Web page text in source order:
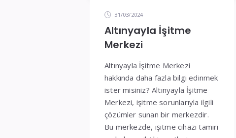
31/03/2024
Altınyayla İşitme
Merkezi
Altınyayla İşitme Merkezi
hakkında daha fazla bilgi edinmek
ister misiniz? Altınyayla İşitme
Merkezi, işitme sorunlarıyla ilgili
çözümler sunan bir merkezdir.
Bu merkezde, işitme cihazı tamiri